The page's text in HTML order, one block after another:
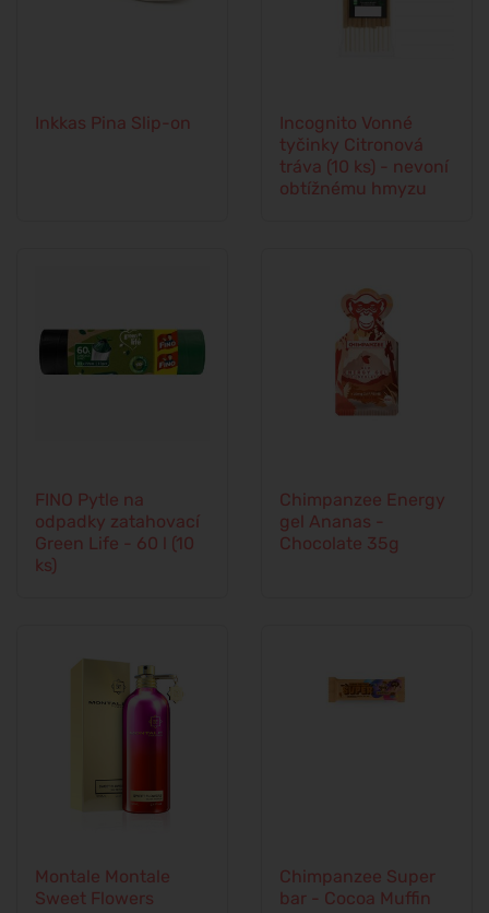
Inkkas Pina Slip-on
Incognito Vonné
tyčinky Citronová
tráva (10 ks) - nevoní
obtížnému hmyzu
FINO Pytle na
odpadky zatahovací
Green Life - 60 l (10
ks)
Chimpanzee Energy
gel Ananas -
Chocolate 35g
Montale Montale
Sweet Flowers
Chimpanzee Super
bar - Cocoa Muffin